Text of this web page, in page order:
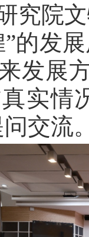
究院
”的发
发展
实情
交流